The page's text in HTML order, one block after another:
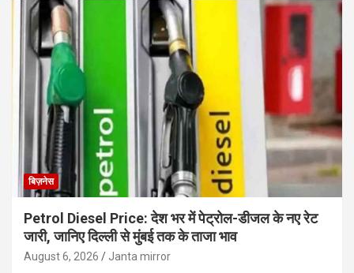
बिज़नेस
Petrol Diesel Price: देश भर में पेट्रोल-डीजल के नए रेट
जारी, जानिए दिल्ली से मुंबई तक के ताजा भाव
August 6, 2026 Janta mirror